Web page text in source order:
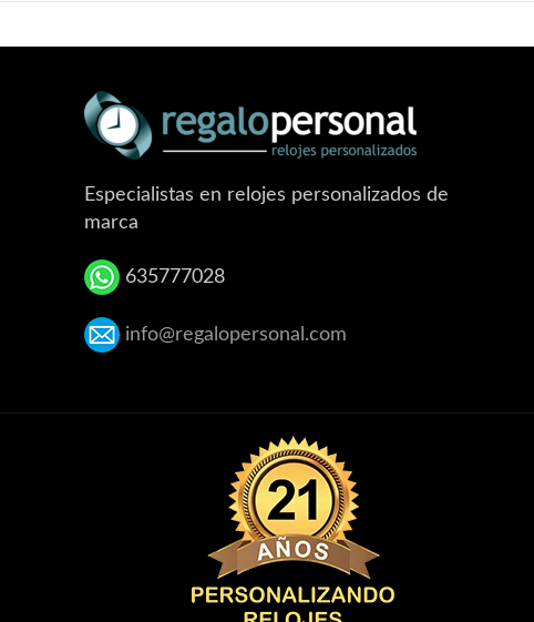
Especialistas en relojes personalizados de
marca
635777028
info@regalopersonal.com